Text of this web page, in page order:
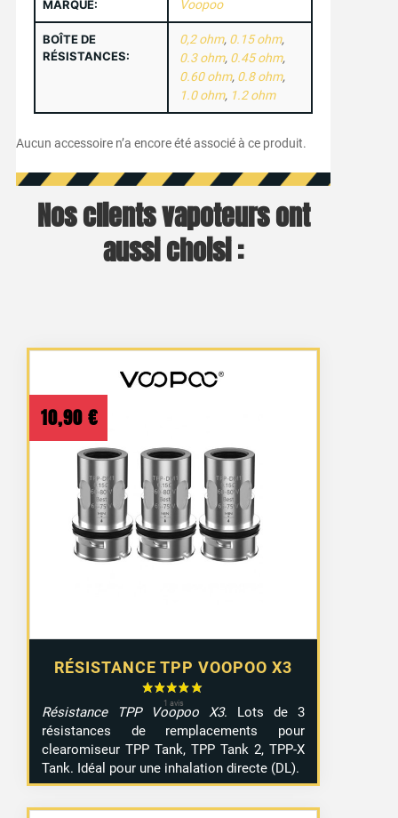
MARQUE: Voopoo
BOÎTE DE
RÉSISTANCES:
0,2 ohm, 0.15 ohm,
0.3 ohm, 0.45 ohm,
0.60 ohm, 0.8 ohm,
1.0 ohm, 1.2 ohm
Aucun accessoire n’a encore été associé à ce produit.
Nos clients vapoteurs ont
aussi choisi :
RÉSISTANCE TPP VOOPOO X3
10,90 €
Résistance TPP Voopoo X3. Lots de 3
résistances de remplacements pour
clearomiseur TPP Tank, TPP Tank 2, TPP-X
Tank. Idéal pour une inhalation directe (DL).